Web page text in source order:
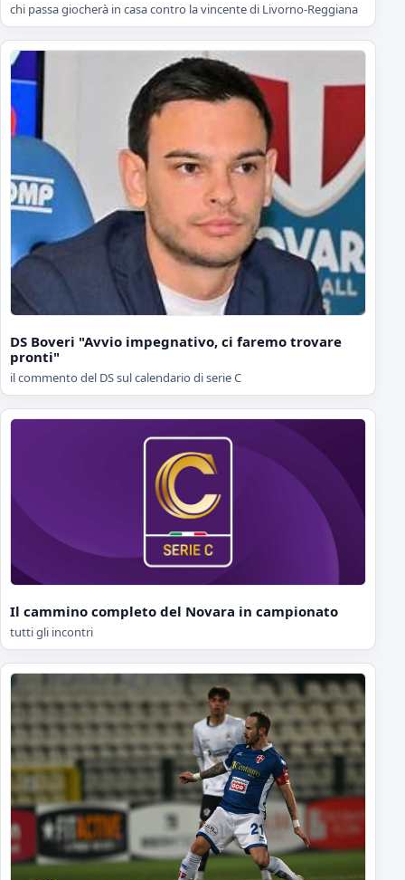
chi passa giocherà in casa contro la vincente di Livorno-Reggiana
DS Boveri "Avvio impegnativo, ci faremo trovare
pronti"
il commento del DS sul calendario di serie C
Il cammino completo del Novara in campionato
tutti gli incontri